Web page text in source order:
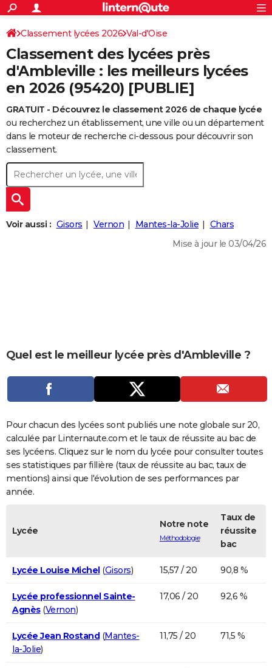
ACTUALITÉS
Politique
Société
Faits Divers
Education
Monde
Villes
+
SPORT
Coupe du monde 2026
Football
Tennis
Cyclisme
Rugby
Forum
CULTURE
Programme TV
TNT
Streaming
Cinéma
Sorties cinéma
Musique
+
FINANCE
Retraite
Impôts
Epargne
Immobilier
Risques naturels par ville
Banque
Assurance
Crédit
AUTO
Essais
Réserver un essai
Citadines
Berlines
SUV
Forum auto
+
HIGH-TECH
BRICOLAGE
Forum
Aménagement intérieur
Extérieur
Cuisine
Salle de bains
Jardinage
Rangement
+WEEK-END
Guides de France
Escapades
Patrimoine
Expositions
Musées
Week-end nature
+
LIFESTYLE
CARTE DE VOEUX
Carte de Noël
Carte Bonne année
Carte Saint-Valentin
Carte Pâques
Carte d'anniversaire
DICTIONNAIRE
COPAINS D'AVANT
S'inscrire
Se connecter
Lycées
Collèges
Primaires
Universités
Entreprises
Service militaire
Avis de recherche
AVIS DE DÉCÈS
FORUM
S'inscrire
Connexion
Classement lycées 2026 Val-d'Oise
Classement des lycées près
d'Ambleville : les meilleurs lycées
en 2026 (95420) [PUBLIE]
GRATUIT - Découvrez le classement 2026 de chaque lycée
ou recherchez un établissement, une ville ou un département
dans le moteur de recherche ci-dessous pour découvrir son
classement.
Voir aussi : Gisors Vernon Mantes-la-Jolie
Chars
Mise à jour le 03/04/26
Quel est le meilleur lycée près d'Ambleville ?
Pour chacun des lycées sont publiés une note globale sur 20,
calculée par Linternaute.com et le taux de réussite au bac de
ses lycéens. Cliquez sur le nom du lycée pour consulter toutes
ses statistiques par fillière (taux de réussite au bac, taux de
mentions) ainsi que l'évolution de ses performances par
année.
Lycée
Notre note
Méthodologie
Taux de
réussite
bac
Lycée Louise Michel(Gisors) 15,57 / 20 90,8 %
Lycée professionnel Sainte-
Agnès(Vernon)
17,06 / 20 92,6 %
Lycée Jean Rostand(Mantes-
la-Jolie)
11,75 / 20 71,5 %